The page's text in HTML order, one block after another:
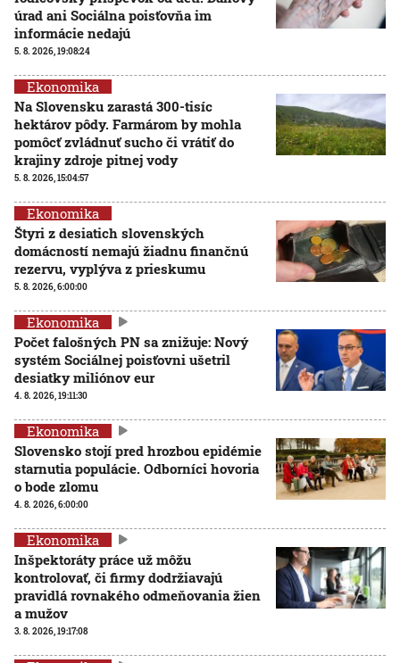
úrad ani Sociálna poisťovňa im
informácie nedajú
5. 8. 2026, 19:08:24
Ekonomika
Na Slovensku zarastá 300-tisíc
hektárov pôdy. Farmárom by mohla
pomôcť zvládnuť sucho či vrátiť do
krajiny zdroje pitnej vody
5. 8. 2026, 15:04:57
Ekonomika
Štyri z desiatich slovenských
domácností nemajú žiadnu finančnú
rezervu, vyplýva z prieskumu
5. 8. 2026, 6:00:00
Ekonomika
Počet falošných PN sa znižuje: Nový
systém Sociálnej poisťovni ušetril
desiatky miliónov eur
4. 8. 2026, 19:11:30
Ekonomika
Slovensko stojí pred hrozbou epidémie
starnutia populácie. Odborníci hovoria
o bode zlomu
4. 8. 2026, 6:00:00
Ekonomika
Inšpektoráty práce už môžu
kontrolovať, či firmy dodržiavajú
pravidlá rovnakého odmeňovania žien
a mužov
3. 8. 2026, 19:17:08